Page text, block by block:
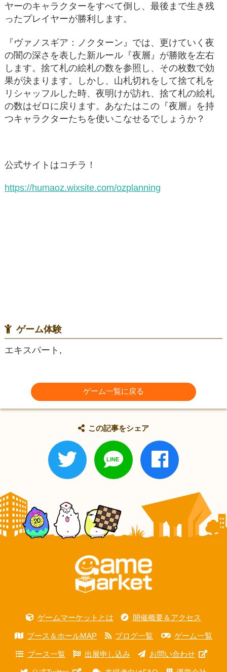
ヤーのキャラクターをすべて倒し、最後まで生き残
ったプレイヤーが勝利します。
『ヴァノスギア：ノクターン』では、更けていく夜
の闇の深さを表した新ルール『夜層』が勝敗を左右
します。捨て札の絵札の数を参照し、その枚数で効
果が決まります。しかし、山札切れをして捨て札を
リシャッフルした時、夜明けが訪れ、捨て札の絵札
の数はゼロに戻ります。あなたはこの『夜層』を持
つキャラクターたちを使いこなせるでしょうか？
公式サイトはコチラ！
https://humaoz.wixsite.com/ozplanning
ゲーム体験
エキスパート,
ゲーム一覧に戻る
この記事をシェア
ゲームマーケットとは 開催概要＆アクセス
ブース＆ホールMAP ブログ一覧 ゲーム一覧
ブース一覧 出展申し込み お問い合わせ